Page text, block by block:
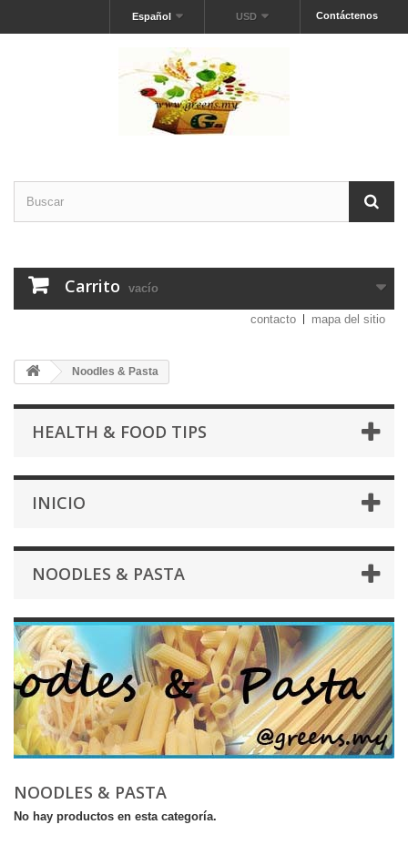
Contáctenos
USD
Español
Carrito vacío
contacto mapa del sitio
Noodles & Pasta
HEALTH & FOOD TIPS
INICIO
NOODLES & PASTA
NOODLES & PASTA
No hay productos en esta categoría.